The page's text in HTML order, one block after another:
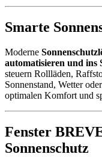
Smarte
Moderne
automatisieren und ins
steuern Rollläden,
Sonnenstand, Wetter
optimalen Komfort und
Fenster
Sonnenschutz